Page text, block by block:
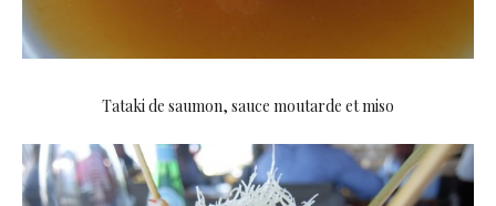
Tataki de saumon, sauce moutarde et miso